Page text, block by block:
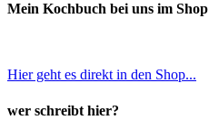
Mein Kochbuch bei uns im Shop
Hier geht es direkt in den Shop...
wer schreibt hier?